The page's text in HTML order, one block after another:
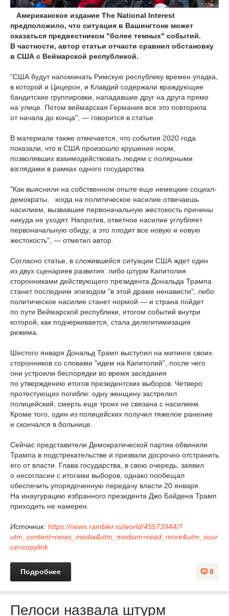
Американское издание The National Interest
предположило, что ситуация в Вашингтоне может
оказаться предвестником "более темных" событий.
В частности, автор статьи отчасти сравнил обстановку
в США с Веймарской республикой.
"США будут напоминать Римскую республику времен упадка,
в которой и Цицерон, и Клавдий содержали враждующие
бандитские группировки, нападавшие друг на друга прямо
на улице. Потом веймарская Германия все это повторила
от начала до конца", — говорится в статье.
В материале также отмечается, что события 2020 года
показали, что в США произошло крушение норм,
позволявших взаимодействовать людям с полярными
взглядами в рамках одного государства.
"Как выяснили на собственном опыте еще немецкие социал-
демократы, когда на политическое насилие отвечаешь
насилием, вызвавшие первоначальную жестокость причины
никуда не уходят. Напротив, ответное насилие углубляет
первоначальную обиду, а это плодит все новую и новую
жестокость", — отметил автор.
Согласно статье, в сложившейся ситуации США ждет один
из двух сценариев развития: либо штурм Капитолия
сторонниками действующего президента Дональда Трампа
станет последним эпизодом "в этой драме ненависти", либо
политическое насилие станет нормой — и страна пойдет
по пути Веймарской республики, итогом событий внутри
которой, как подчеркивается, стала делегитимизация
режима.
Шестого января Дональд Трамп выступил на митинге своих
сторонников со словами "идем на Капитолий", после чего
они устроили беспорядки во время заседания
по утверждению итогов президентских выборов. Четверо
протестующих погибли: одну женщину застрелил
полицейский, смерть еще троих не связана с насилием.
Кроме того, один из полицейских получил тяжелое ранение
и скончался в больнице.
Сейчас представители Демократической партии обвинили
Трампа в подстрекательстве и призвали досрочно отстранить
его от власти. Глава государства, в свою очередь, заявил
о несогласии с итогами выборов, однако пообещал
обеспечить упорядоченную передачу власти 20 января.
На инаугурацию избранного президента Джо Байдена Трамп
приходить не намерен.
Источник: https://news.rambler.ru/world/45573944/?
utm_content=news_media&utm_medium=read_more&utm_sour
ce=copylink
0
Подробнее
Пелоси назвала штурм